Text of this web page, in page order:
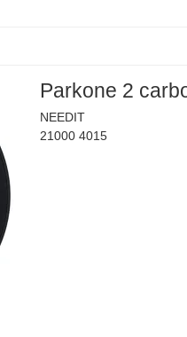
Parkone 2
NEEDIT
21000 4015